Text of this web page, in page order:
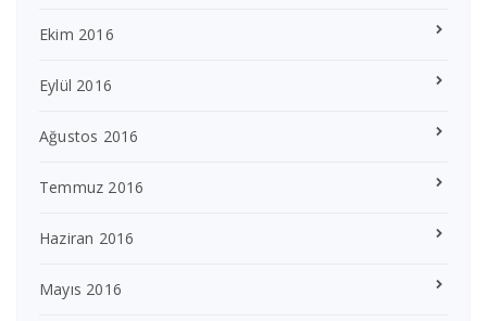
Ekim 2016
Eylül 2016
Ağustos 2016
Temmuz 2016
Haziran 2016
Mayıs 2016